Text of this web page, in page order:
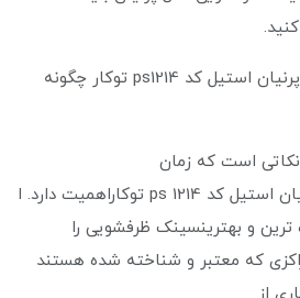
کیفیت سینک ظرفشویی پرنیان استیل کد ps1214 توکار چگونه
است که زمان
خریدسینک ظرفشویی پرنیان استیل کد ps 1214 توکاراهمیت دارد. ا
و بهترینسینک ظرفشویی را
که معتبر و شناخته شده هستند